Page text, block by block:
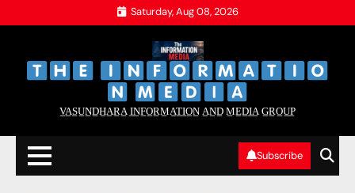
to
Saturday, Aug 08, 2026
V̲A̲S̲U̲N̲D̲H̲A̲R̲A̲ I̲N̲F̲O̲R̲M̲A̲T̲I̲O̲N̲ A̲N̲D̲ M̲E̲D̲I̲A̲ G̲R̲O̲U̲P̲
Subscribe